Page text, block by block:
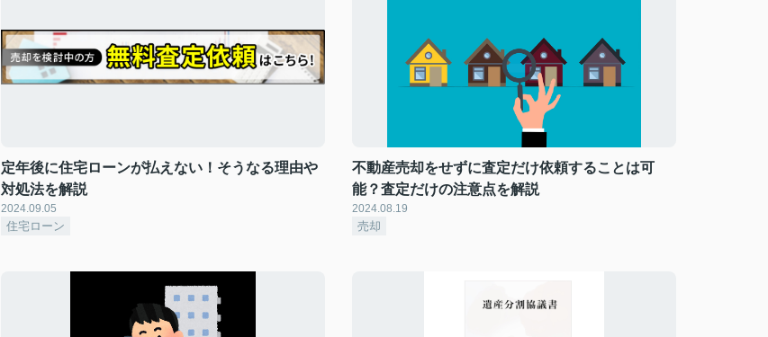
定年後に住宅ローンが払えない！そうなる理由や
対処法を解説
2024.09.05
住宅ローン
不動産売却をせずに査定だけ依頼することは可
能？査定だけの注意点を解説
2024.08.19
売却